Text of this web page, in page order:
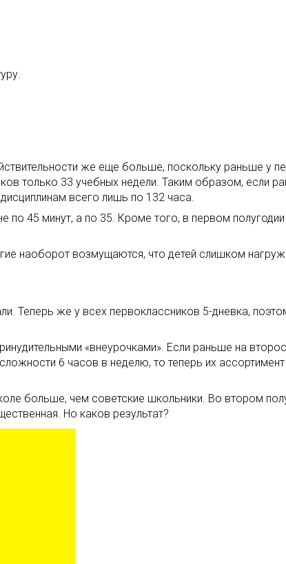
же еще больше, поскольку раньше у
только 33 учебных недели. Таким образом, если
всего лишь по 132 часа.
45 минут, а по 35. Кроме того, в первом
наоборот возмущаются, что детей слишком
Теперь же у всех первоклассников 5-дневка,
«внеурочками». Если раньше на
6 часов в неделю, то теперь их ассортимент
больше, чем советские школьники. Во втором
Но каков результат?